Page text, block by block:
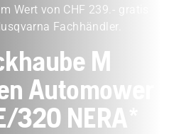
Wert von CHF 239.- gratis
Fachhändler.
M
Automower
NERA*